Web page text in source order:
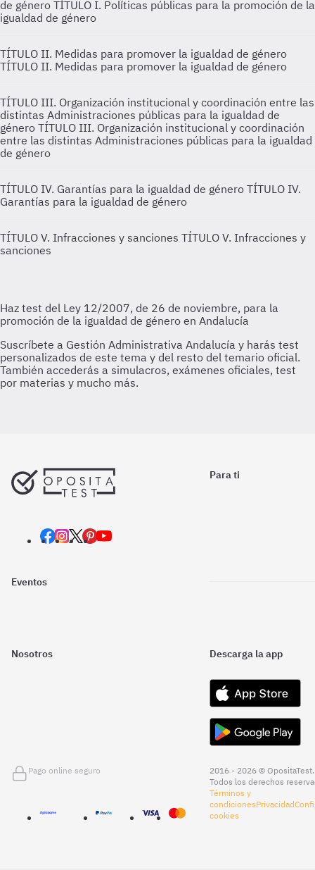
de género TÍTULO I. Políticas públicas para la promoción de la
igualdad de género
TÍTULO II. Medidas para promover la igualdad de género
TÍTULO II. Medidas para promover la igualdad de género
TÍTULO III. Organización institucional y coordinación entre las
distintas Administraciones públicas para la igualdad de
género TÍTULO III. Organización institucional y coordinación
entre las distintas Administraciones públicas para la igualdad
de género
TÍTULO IV. Garantías para la igualdad de género TÍTULO IV.
Garantías para la igualdad de género
TÍTULO V. Infracciones y sanciones TÍTULO V. Infracciones y
sanciones
Para ti
Eventos
Nosotros Descarga la app
Pago online seguro
2016 - 2026 © OpositaTest.
Todos los derechos
Términos y
condicionesPrivacidad
cookies